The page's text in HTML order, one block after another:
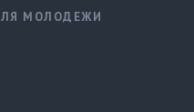
МОЛОДЕЖИ